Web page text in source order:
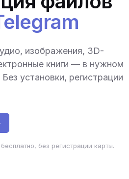
изображения, 3D-
книги — в нужном
установки, регистрации
без регистрации карты.